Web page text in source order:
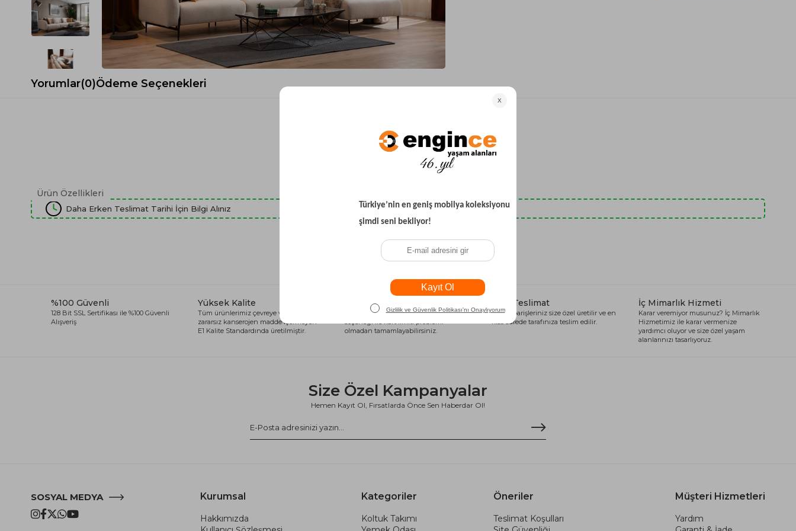
Spor Koltuk Takımı
Krem Koltuk Takımı
Gri Koltuk Takımı
Büro Koltuk Takımı
Ev Tekstili
Gri TV Ünitesi
Beyaz TV Ünitesi
Siyah TV Ünitesi
Şömineli TV Ünitesi
Dresuar
Yataklı Koltuk
Köşe Koltuk
Modern Köşe Koltuk
Yorumlar(0)Ödeme Seçenekleri
Ürün Özellikleri
Daha Erken Teslimat Tarihi İçin Bilgi Alınız
Son Baktıklarınız
%100 Güvenli
128 Bit SSL Sertifikası ile %100 Güvenli
Alışveriş
Yüksek Kalite
Tüm ürünlerimiz çevreye ve sağlığa
zararsız kanserojen madde içermeyen
E1 Kalite Standardında üretilmiştir.
Alışveriş Kredisi
Siparişlerinizi anında alışveriş kredisi
seçeneği ile kart limiti problemi
olmadan tamamlayabilirsiniz.
Hızlı Teslimat
Tüm siparişleriniz size özel üretilir ve en
kısa sürede tarafınıza teslim edilir.
İç Mimarlık Hizmeti
Karar veremiyor musunuz? İç Mimarlık
Hizmetimiz ile karar vermenize
yardımcı oluyor ve size özel yaşam
alanlarınızı tasarlıyoruz.
Size Özel Kampanyalar
Hemen Kayıt Ol, Fırsatlarda Önce Sen Haberdar Ol!
SOSYAL MEDYA Kurumsal
Hakkımızda
Kategoriler
Koltuk Takımı
Öneriler
Teslimat Koşulları
Müşteri Hizmetleri
Yardım